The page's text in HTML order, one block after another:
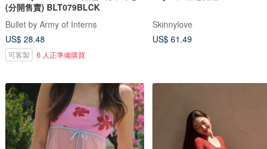
(分開售賣) BLT079BLCK
Bullet by Army of Interns
US$ 28.48
可客製 6 人正準備購買
Skinnylove
US$ 61.49